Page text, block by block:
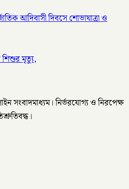
আদিবাসী দিবসে শোভাযাত্রা ও
শিশুর মৃত্যু,
সংবাদমাধ্যম। নির্ভরযোগ্য ও নিরপেক্ষ